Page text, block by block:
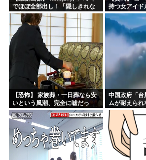
でほぼ全部出し！「隠しきれな
い美貌」とSNSざわつく
持つ女アイド
故なのか？
【恐怖】 家族葬・一日葬なら安
いという風潮、完全に嘘だっ
た・・・・
中国政府「台
ムが耐えら
ろ！」⇒ 下流
ｗｗｗｗｗ